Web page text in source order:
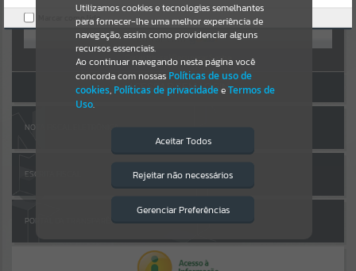
Por favor, aguarde...
SERVIÇOS
PÁGINAS
OU
Cadastre-se|Recuperar Senha
ACESSAR SEM LOGIN
NOTA FISCAL ELETRÔNICA
ESCRITA FISCAL
PORTAL DA TRANSPARÊNCIA
Utilizamos cookies e tecnologias semelhantes
para fornecer-lhe uma melhor experiência de
navegação, assim como providenciar alguns
recursos essenciais.
Ao continuar navegando nesta página você
concorda com nossas Políticas de uso de
cookies, Políticas de privacidadeeTermos de
Uso.
Aceitar Todos
Rejeitar não necessários
Gerenciar Preferências
Isto significa que diversos recursos
providenciados poderão não estar
Marcar como lido.